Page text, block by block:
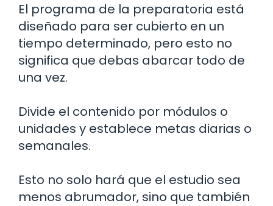
El programa de la preparatoria está
diseñado para ser cubierto en un
tiempo determinado, pero esto no
significa que debas abarcar todo de
una vez.
Divide el contenido por módulos o
unidades y establece metas diarias o
semanales.
Esto no solo hará que el estudio sea
menos abrumador, sino que también